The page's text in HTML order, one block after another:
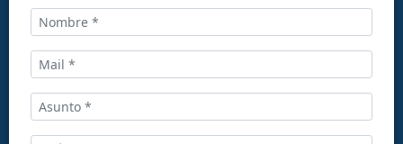
Llámanos al:
+34 916169710